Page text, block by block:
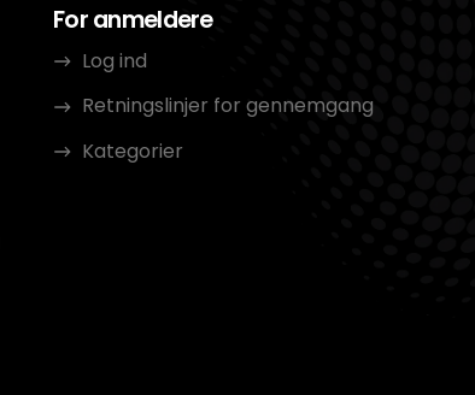
For anmeldere
Log ind
Retningslinjer for gennemgang
Kategorier